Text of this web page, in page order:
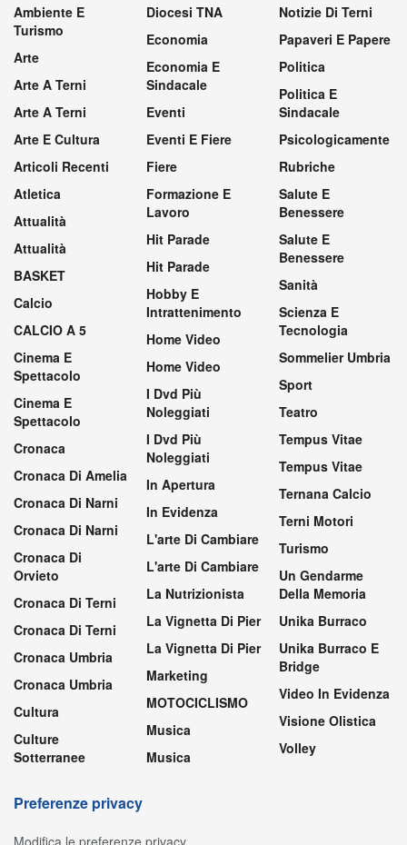
Ambiente E
Turismo
Arte
Arte A Terni
Arte A Terni
Arte E Cultura
Articoli Recenti
Atletica
Attualità
Attualità
BASKET
Calcio
CALCIO A 5
Cinema E
Spettacolo
Cinema E
Spettacolo
Cronaca
Cronaca Di Amelia
Cronaca Di Narni
Cronaca Di Narni
Cronaca Di
Orvieto
Cronaca Di Terni
Cronaca Di Terni
Cronaca Umbria
Cronaca Umbria
Cultura
Culture
Sotterranee
Diocesi TNA
Economia
Economia E
Sindacale
Eventi
Eventi E Fiere
Fiere
Formazione E
Lavoro
Hit Parade
Hit Parade
Hobby E
Intrattenimento
Home Video
Home Video
I Dvd Più
Noleggiati
I Dvd Più
Noleggiati
In Apertura
In Evidenza
L'arte Di Cambiare
L'arte Di Cambiare
La Nutrizionista
La Vignetta Di Pier
La Vignetta Di Pier
Marketing
MOTOCICLISMO
Musica
Musica
Notizie Di Terni
Papaveri E Papere
Politica
Politica E
Sindacale
Psicologicamente
Rubriche
Salute E
Benessere
Salute E
Benessere
Sanità
Scienza E
Tecnologia
Sommelier Umbria
Sport
Teatro
Tempus Vitae
Tempus Vitae
Ternana Calcio
Terni Motori
Turismo
Un Gendarme
Della Memoria
Unika Burraco
Unika Burraco E
Bridge
Video In Evidenza
Visione Olistica
Volley
Preferenze privacy
Modifica le preferenze privacy